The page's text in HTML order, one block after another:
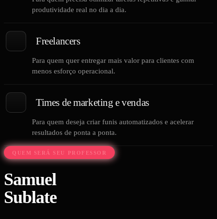
produtividade real no dia a dia.
Freelancers
Para quem quer entregar mais valor para clientes com
menos esforço operacional.
Times de marketing e vendas
Para quem deseja criar funis automatizados e acelerar
resultados de ponta a ponta.
QUEM SERÁ SEU PROFESSOR
Samuel
Sublate